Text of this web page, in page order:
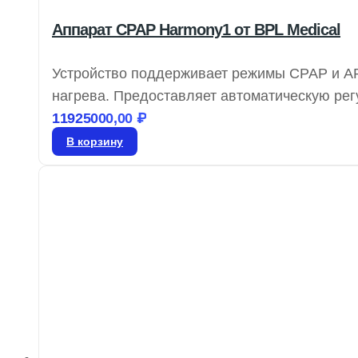
Аппарат CPAP Harmony1 от BPL Medical
Устройство поддерживает режимы CPAP и
нагрева. Предоставляет автоматическую
респираторных событий. Имеет функцию
и автонастройку яркости экрана. Данные
11925000,00 ₽
В корзину